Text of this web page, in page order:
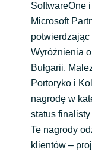
SoftwareOne
Microsoft
potwierdzając
Wyróżnienia
Bułgarii,
Portoryko i
nagrodę w
status
Te nagrody
klientów –